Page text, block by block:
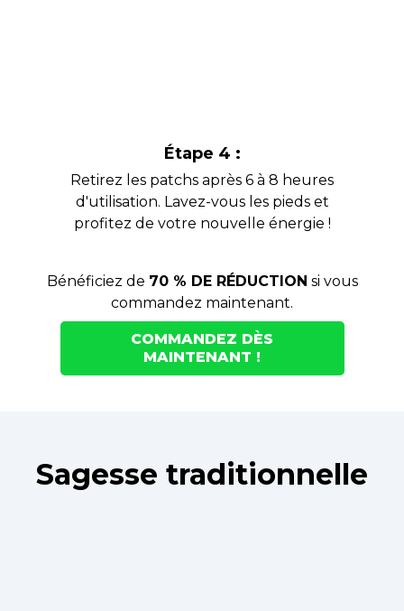
Étape 4 :
Retirez les patchs après 6 à 8 heures
d'utilisation. Lavez-vous les pieds et
profitez de votre nouvelle énergie !
Bénéficiez de 70 % DE RÉDUCTION si vous
commandez maintenant.
COMMANDEZ DÈS
MAINTENANT !
Sagesse traditionnelle